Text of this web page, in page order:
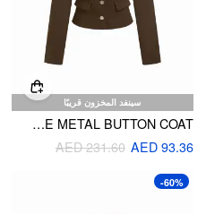
سينفد المخزون قريبًا
COLLAR LONG SLEEVE METAL BUTTON COAT
AED 93.36
AED 231.60
-60%